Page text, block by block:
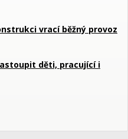
vrací běžný provoz
děti, pracující i